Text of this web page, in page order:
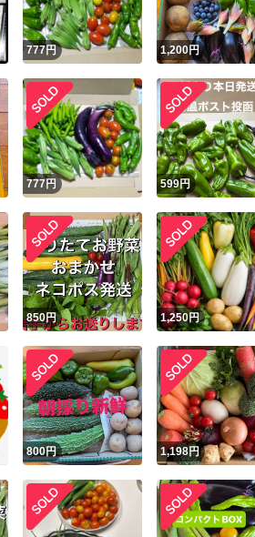
777円 1,200円
777円 599円
850円 1,250円
800円 1,198円